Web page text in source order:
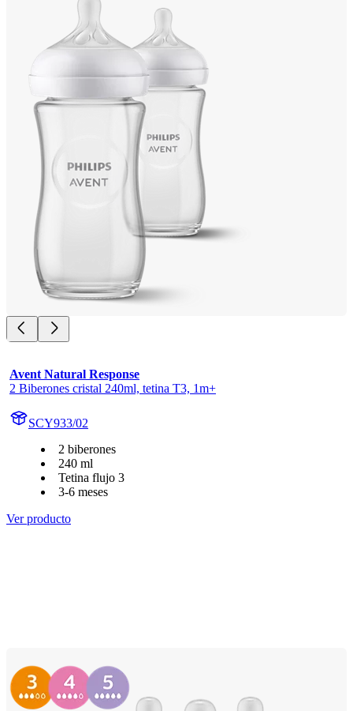
Avent Natural Response
2 Biberones cristal 240ml, tetina T3, 1m+
SCY933/02
2 biberones
240 ml
Tetina flujo 3
3-6 meses
Ver producto